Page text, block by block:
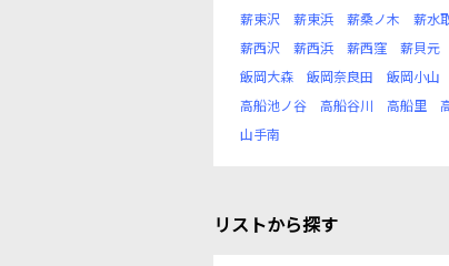
薪東沢
薪東浜 薪桑ノ木 薪水
薪西沢
薪西浜 薪西窪 薪貝元
飯岡大森
飯岡奈良田 飯岡小山
高船池ノ谷
高船谷川 高船里
山手南
リストから探す